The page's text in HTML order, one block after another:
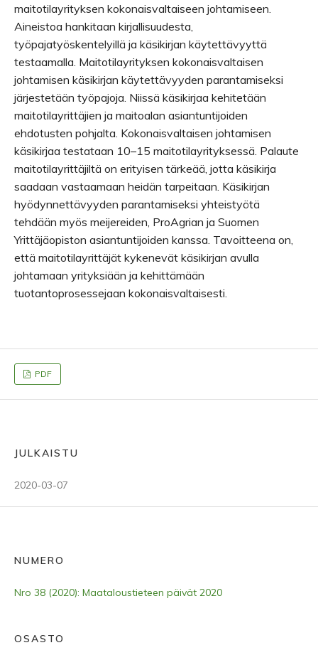
maitotilayrityksen kokonaisvaltaiseen johtamiseen.
Aineistoa hankitaan kirjallisuudesta,
työpajatyöskentelyillä ja käsikirjan käytettävyyttä
testaamalla. Maitotilayrityksen kokonaisvaltaisen
johtamisen käsikirjan käytettävyyden parantamiseksi
järjestetään työpajoja. Niissä käsikirjaa kehitetään
maitotilayrittäjien ja maitoalan asiantuntijoiden
ehdotusten pohjalta. Kokonaisvaltaisen johtamisen
käsikirjaa testataan 10–15 maitotilayrityksessä. Palaute
maitotilayrittäjiltä on erityisen tärkeää, jotta käsikirja
saadaan vastaamaan heidän tarpeitaan. Käsikirjan
hyödynnettävyyden parantamiseksi yhteistyötä
tehdään myös meijereiden, ProAgrian ja Suomen
Yrittäjäopiston asiantuntijoiden kanssa. Tavoitteena on,
että maitotilayrittäjät kykenevät käsikirjan avulla
johtamaan yrityksiään ja kehittämään
tuotantoprosessejaan kokonaisvaltaisesti.
PDF
JULKAISTU
2020-03-07
NUMERO
Nro 38 (2020): Maataloustieteen päivät 2020
OSASTO